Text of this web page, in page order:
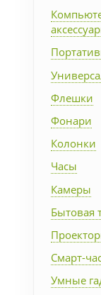
Личные
Флешки
Фонари
Колонки
Часы
Камеры
Бытовая
Смарт-
Умные